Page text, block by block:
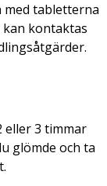
med tabletterna
kontaktas
eller 3 timmar
glömde och ta